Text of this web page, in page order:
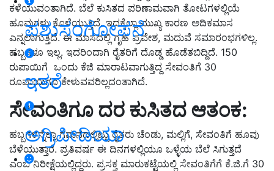
ಪಶುಸಂಗೋಪನೆ
ಇತರೆ
ಅಗ್ರಿಪೀಡಿಯಾ
ಕಳೆಯುವಂತಾಗಿದೆ. ಬೆಲೆ ಕುಸಿತದ ಪರಿಣಾಮವಾಗಿ ತೋಟಗಳಲ್ಲಿಯೆ
ಹೂವುಗಳು ಕೊಳೆಯುತ್ತಿದೆ. ಇದಕ್ಕೆಲ್ಲಾ ಮುಖ್ಯ ಕಾರಣ ಅದಿಕಮಾಸ
ಎನ್ನಲಾಗುತ್ತಿದೆ. ಈ ಮಾಸದಲ್ಲಿ ಗೃಹ ಪ್ರವೇಶ, ಮದುವೆ ಸಮಾರಂಭಗಳಿಲ್ಲ.
ಹಬ್ಬಗಳೂ ಇಲ್ಲ. ಇದರಿಂದಾಗಿ ರೈತರಿಗೆ ದೊಡ್ಡ ಹೊಡೆತಬಿದ್ದಿದೆ. 150
ರುಪಾಯಿಗೆ ಒಂದು ಕೆಜಿ ಮಾರಾಟವಾಗುತ್ತಿದ್ದ ಸೇವಂತಿಗೆ 30
ರೂಪಾಯಿಗೂ ಕೇಳುವವರಿಲ್ಲದಂತಾಗಿದೆ.
ಸೇವಂತಿಗೂ ದರ ಕುಸಿತದ ಆತಂಕ:
ಹಬ್ಬಗಳನ್ನೆಲ್ಲಾ ಗಮನದಲ್ಲಿಟ್ಟು ರೈತರು ಚೆಂಡು, ಮಲ್ಲಿಗೆ, ಸೇವಂತಿಗೆ ಹೂವು
ಬೆಳೆಯುತ್ತಾರೆ. ಪ್ರತಿವರ್ಷ ಈ ದಿನಗಳಲ್ಲಿಯೂ ಒಳ್ಳೆಯ ಬೆಲೆ ಸಿಗುತ್ತದೆ
ಎಂಬ ನಿರೀಕ್ಷೆಯಲ್ಲಿದ್ದರು. ಪ್ರಸಕ್ತ ಮಾರುಕಟ್ಟೆಯಲ್ಲಿ ಸೇವಂತಿಗೆಗೆ ಕೆ.ಜಿ.ಗೆ 30